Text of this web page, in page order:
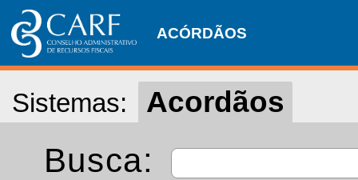
ACÓRDÃOS
Sistemas: Acordãos
Busca: